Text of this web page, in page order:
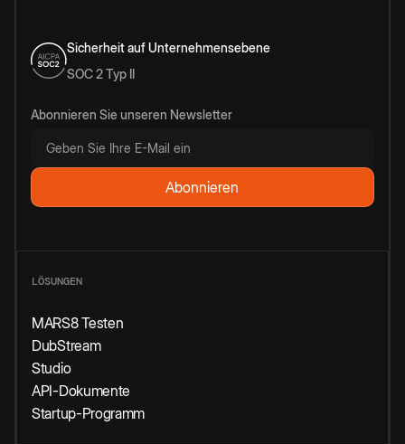
Sicherheit auf Unternehmensebene
SOC 2 Typ II
Abonnieren Sie unseren Newsletter
LÖSUNGEN
MARS8 Testen
DubStream
Studio
API-Dokumente
Startup-Programm